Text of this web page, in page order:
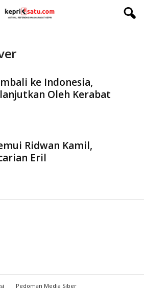
ke Indonesia,
Oleh Kerabat
Ridwan Kamil,
Eril
Pedoman Media Siber